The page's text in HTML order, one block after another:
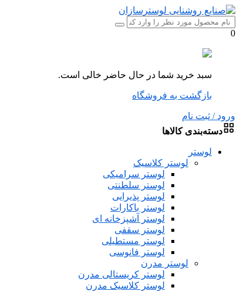
0
سبد خرید شما در حال حاضر خالی است.
بازگشت به فروشگاه
ورود / ثبت نام
دسته‌بندی کالاها
لوستر
لوستر کلاسیک
لوستر سرامیکی
لوستر سلطنتی
لوستر پذیرایی
لوستر باکارات
لوستر آشپزخانه ای
لوستر سقفی
لوستر مستطیلی
لوستر فانوسی
لوستر مدرن
لوستر کریستالی مدرن
لوستر کلاسیک مدرن